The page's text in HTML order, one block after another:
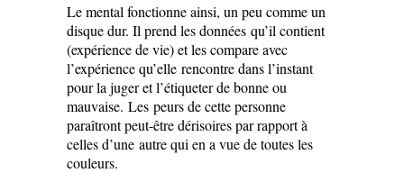
Le mental fonctionne ainsi, un peu comme un
disque dur. Il prend les données qu’il contient
(expérience de vie) et les compare avec
l’expérience qu’elle rencontre dans l’instant
pour la juger et l’étiqueter de bonne ou
mauvaise. Les peurs de cette personne
paraîtront peut-être dérisoires par rapport à
celles d’une autre qui en a vue de toutes les
couleurs.